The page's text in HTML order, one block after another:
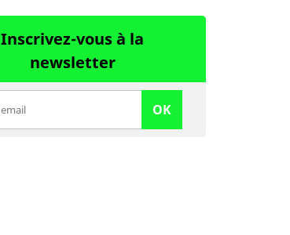
Inscrivez-vous à la
newsletter
OK